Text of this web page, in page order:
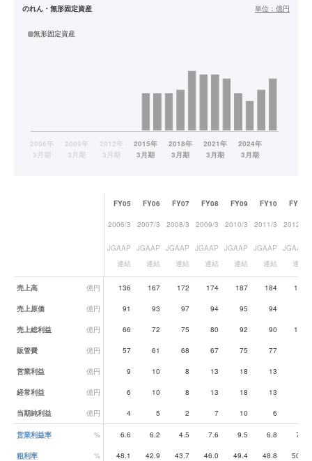
のれん・無形固定資産 単位： 億円
無形固定資産
業績データ一覧
FY05 FY06 FY07 FY08 FY09 FY10 FY11
2006/3 2007/3 2008/3 2009/3 2010/3 2011/3 2012/3
JGAAP
連結
JGAAP
連結
JGAAP
連結
JGAAP
連結
JGAAP
連結
JGAAP
連結
JGAAP
連結
売上高 億円 136 167 172 174 187 184 197
売上原価 億円 91 93 97 94 95 94
売上総利益 億円 66 72 75 80 92 90 100
販管費 億円 57 61 68 67 75 77
営業利益 億円 9 10 8 13 18 13
経常利益 億円 6 10 8 13 18 13
当期純利益 億円 4 5 2 7 10 6
営業利益率 % 6.6 6.2 4.5 7.6 9.5 6.8 7.9
粗利率 % 48.1 42.9 43.7 46.0 49.4 48.8 50.5